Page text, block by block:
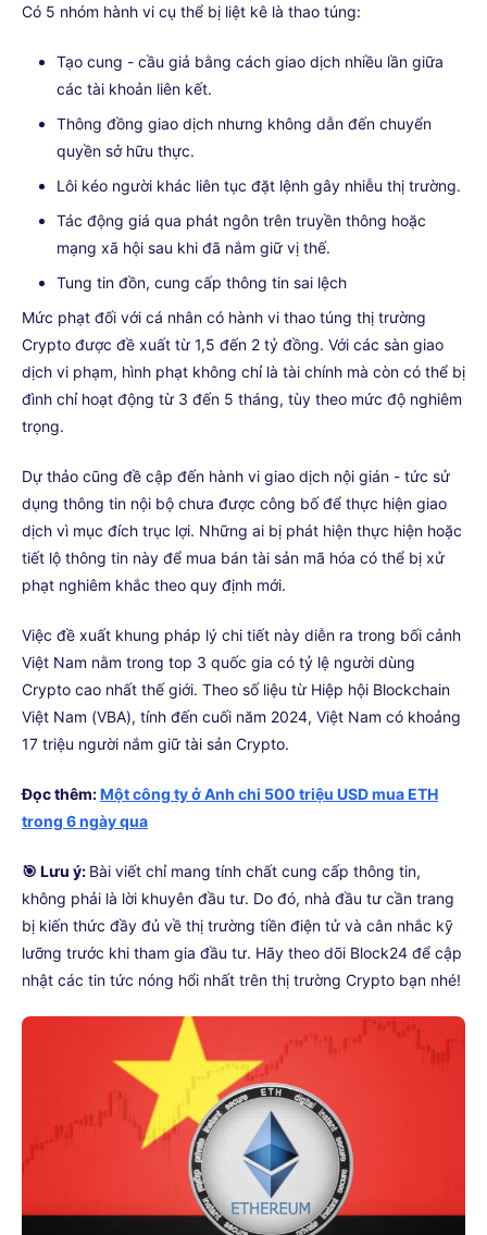
Có 5 nhóm hành vi cụ thể bị liệt kê là thao túng:
Tạo cung - cầu giả bằng cách giao dịch nhiều lần giữa
các tài khoản liên kết.
Thông đồng giao dịch nhưng không dẫn đến chuyển
quyền sở hữu thực.
Lôi kéo người khác liên tục đặt lệnh gây nhiễu thị trường.
Tác động giá qua phát ngôn trên truyền thông hoặc
mạng xã hội sau khi đã nắm giữ vị thế.
Tung tin đồn, cung cấp thông tin sai lệch
Mức phạt đối với cá nhân có hành vi thao túng thị trường
Crypto được đề xuất từ 1,5 đến 2 tỷ đồng. Với các sàn giao
dịch vi phạm, hình phạt không chỉ là tài chính mà còn có thể bị
đình chỉ hoạt động từ 3 đến 5 tháng, tùy theo mức độ nghiêm
trọng.
Dự thảo cũng đề cập đến hành vi giao dịch nội gián - tức sử
dụng thông tin nội bộ chưa được công bố để thực hiện giao
dịch vì mục đích trục lợi. Những ai bị phát hiện thực hiện hoặc
tiết lộ thông tin này để mua bán tài sản mã hóa có thể bị xử
phạt nghiêm khắc theo quy định mới.
Việc đề xuất khung pháp lý chi tiết này diễn ra trong bối cảnh
Việt Nam nằm trong top 3 quốc gia có tỷ lệ người dùng
Crypto cao nhất thế giới. Theo số liệu từ Hiệp hội Blockchain
Việt Nam (VBA), tính đến cuối năm 2024, Việt Nam có khoảng
17 triệu người nắm giữ tài sản Crypto.
Đọc thêm:Một công ty ở Anh chi 500 triệu USD mua ETH
trong 6 ngày qua
🎯 Lưu ý: Bài viết chỉ mang tính chất cung cấp thông tin,
không phải là lời khuyên đầu tư. Do đó, nhà đầu tư cần trang
bị kiến thức đầy đủ về thị trường tiền điện tử và cân nhắc kỹ
lưỡng trước khi tham gia đầu tư. Hãy theo dõi Block24 để cập
nhật các tin tức nóng hổi nhất trên thị trường Crypto bạn nhé!